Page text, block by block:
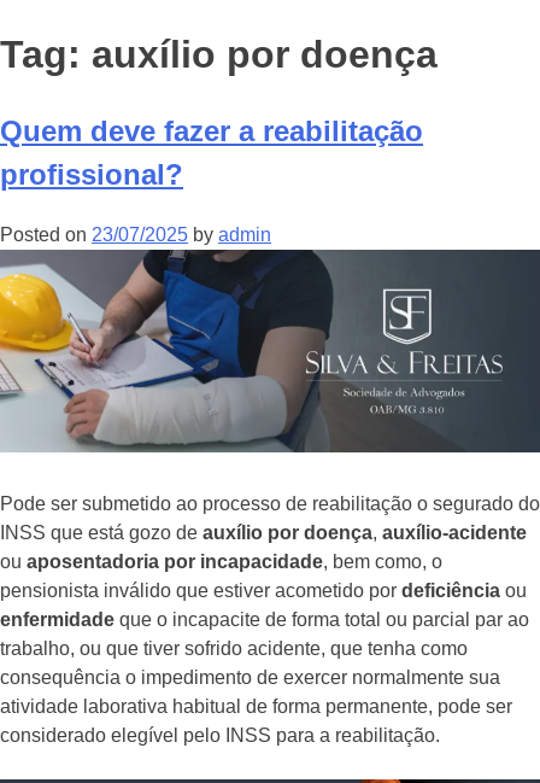
Tag: auxílio por doença
Quem deve fazer a reabilitação
profissional?
Posted on 23/07/2025 by admin
Pode ser submetido ao processo de reabilitação o segurado do
INSS que está gozo de auxílio por doença, auxílio-acidente
ou aposentadoria por incapacidade, bem como, o
pensionista inválido que estiver acometido por deficiência ou
enfermidade que o incapacite de forma total ou parcial par ao
trabalho, ou que tiver sofrido acidente, que tenha como
consequência o impedimento de exercer normalmente sua
atividade laborativa habitual de forma permanente, pode ser
considerado elegível pelo INSS para a reabilitação.